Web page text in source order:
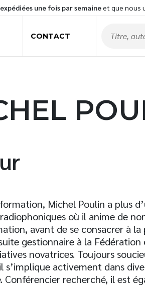
une fois par semaineet que nous
CONTACT
Michel Poulin a plus
où il anime de
avant de se consacrer à
gestionnaire à la Fédération
novatrices. Toujours
s’implique activement dans
Conférencier recherché, il est